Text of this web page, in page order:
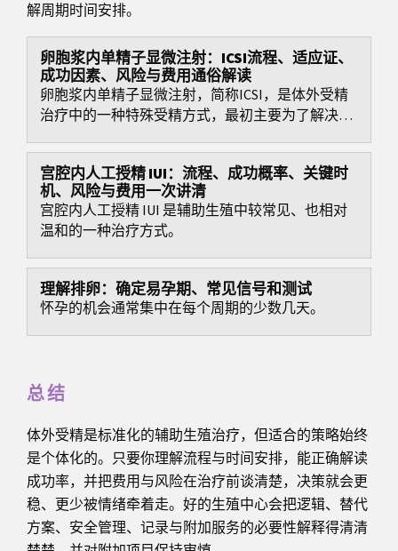
解周期时间安排。
卵胞浆内单精子显微注射：ICSI流程、适应证、
成功因素、风险与费用通俗解读
卵胞浆内单精子显微注射，简称ICSI，是体外受精
治疗中的一种特殊受精方式，最初主要为了解决较
宫腔内人工授精 IUI：流程、成功概率、关键时
机、风险与费用一次讲清
宫腔内人工授精 IUI 是辅助生殖中较常见、也相对
温和的一种治疗方式。
理解排卵：确定易孕期、常见信号和测试
怀孕的机会通常集中在每个周期的少数几天。
总结
体外受精是标准化的辅助生殖治疗，但适合的策略始终
是个体化的。只要你理解流程与时间安排，能正确解读
成功率，并把费用与风险在治疗前谈清楚，决策就会更
稳、更少被情绪牵着走。好的生殖中心会把逻辑、替代
方案、安全管理、记录与附加服务的必要性解释得清清